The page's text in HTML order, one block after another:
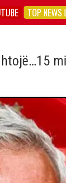
TOP NEWS